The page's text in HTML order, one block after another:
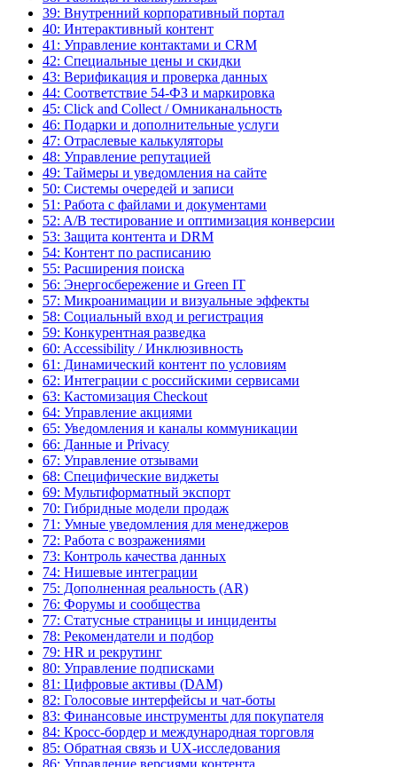
39: Внутренний корпоративный портал
40: Интерактивный контент
41: Управление контактами и CRM
42: Специальные цены и скидки
43: Верификация и проверка данных
44: Соответствие 54-ФЗ и маркировка
45: Click and Collect / Омниканальность
46: Подарки и дополнительные услуги
47: Отраслевые калькуляторы
48: Управление репутацией
49: Таймеры и уведомления на сайте
50: Системы очередей и записи
51: Работа с файлами и документами
52: A/B тестирование и оптимизация конверсии
53: Защита контента и DRM
54: Контент по расписанию
55: Расширения поиска
56: Энергосбережение и Green IT
57: Микроанимации и визуальные эффекты
58: Социальный вход и регистрация
59: Конкурентная разведка
60: Accessibility / Инклюзивность
61: Динамический контент по условиям
62: Интеграции с российскими сервисами
63: Кастомизация Checkout
64: Управление акциями
65: Уведомления и каналы коммуникации
66: Данные и Privacy
67: Управление отзывами
68: Специфические виджеты
69: Мультиформатный экспорт
70: Гибридные модели продаж
71: Умные уведомления для менеджеров
72: Работа с возражениями
73: Контроль качества данных
74: Нишевые интеграции
75: Дополненная реальность (AR)
76: Форумы и сообщества
77: Статусные страницы и инциденты
78: Рекомендатели и подбор
79: HR и рекрутинг
80: Управление подписками
81: Цифровые активы (DAM)
82: Голосовые интерфейсы и чат-боты
83: Финансовые инструменты для покупателя
84: Кросс-бордер и международная торговля
85: Обратная связь и UX-исследования
86: Управление версиями контента